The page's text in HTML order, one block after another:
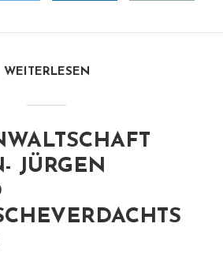
WEITERLESEN
JÜRGEN